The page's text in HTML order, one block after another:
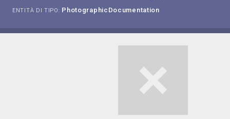
ENTITÀ DI TIPO: PhotographicDocumentation